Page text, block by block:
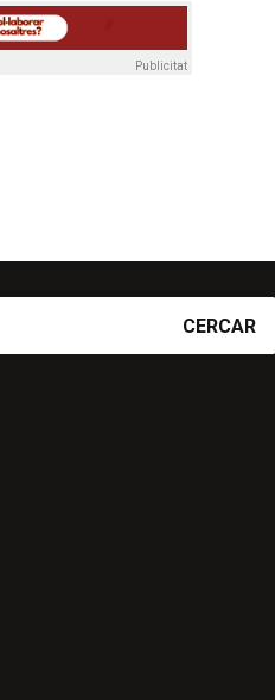
Publicitat
CERCAR